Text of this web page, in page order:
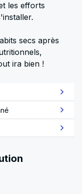
les efforts
secs après
ira bien !